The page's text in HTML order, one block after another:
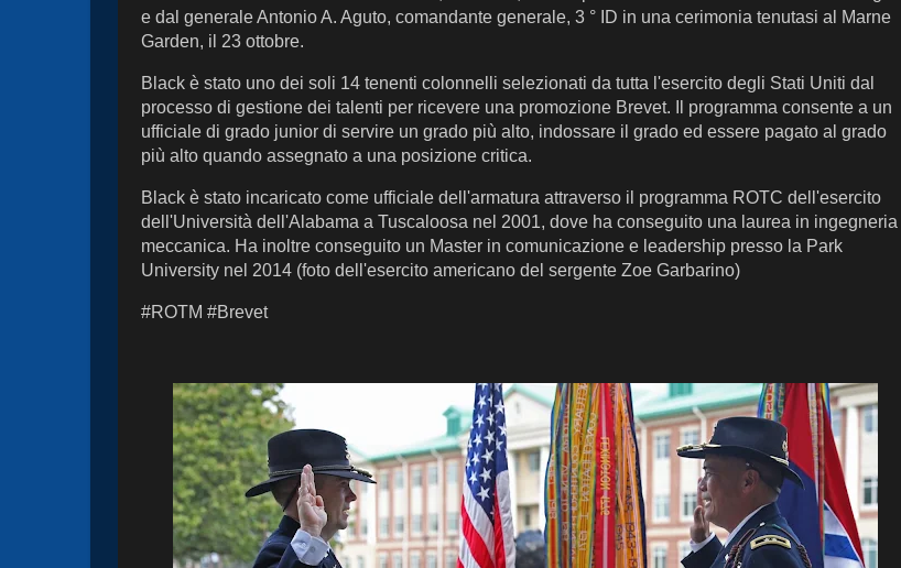
e dal generale Antonio A. Aguto, comandante generale, 3 ° ID in una cerimonia tenutasi al Marne
Garden, il 23 ottobre.
Black è stato uno dei soli 14 tenenti colonnelli selezionati da tutta l'esercito degli Stati Uniti dal
processo di gestione dei talenti per ricevere una promozione Brevet. Il programma consente a un
ufficiale di grado junior di servire un grado più alto, indossare il grado ed essere pagato al grado
più alto quando assegnato a una posizione critica.
Black è stato incaricato come ufficiale dell'armatura attraverso il programma ROTC dell'esercito
dell'Università dell'Alabama a Tuscaloosa nel 2001, dove ha conseguito una laurea in ingegneria
meccanica. Ha inoltre conseguito un Master in comunicazione e leadership presso la Park
University nel 2014 (foto dell'esercito americano del sergente Zoe Garbarino)
#ROTM #Brevet